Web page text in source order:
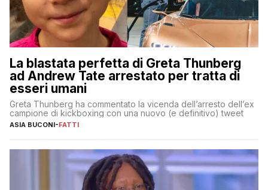
La blastata perfetta di Greta Thunberg
ad Andrew Tate arrestato per tratta di
esseri umani
Greta Thunberg ha commentato la vicenda dell’arresto dell’ex
campione di kickboxing con una nuovo (e definitivo) tweet
ASIA BUCONI-FATTI